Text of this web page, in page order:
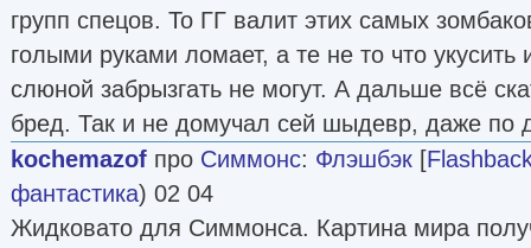
групп спецов. То ГГ валит этих самых
голыми руками ломает, а те не то что
слюной забрызгать не могут. А дальше всё
бред. Так и не домучал сей шыдевр, даже по
kochemazof про Симмонс: Флэшбэк [
фантастика) 02 04
Жидковато для Симмонса. Картина мира